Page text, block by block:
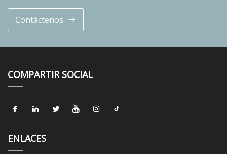
Contáctenos
COMPARTIR SOCIAL
ENLACES